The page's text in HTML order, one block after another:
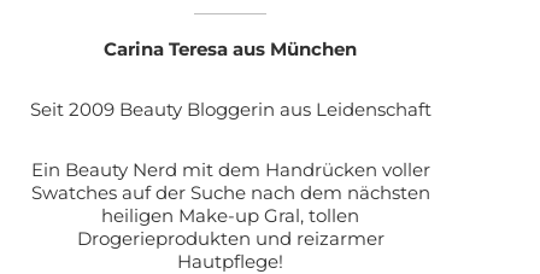
Carina Teresa aus München
Seit 2009 Beauty Bloggerin aus Leidenschaft
Ein Beauty Nerd mit dem Handrücken voller
Swatches auf der Suche nach dem nächsten
heiligen Make-up Gral, tollen
Drogerieprodukten und reizarmer
Hautpflege!